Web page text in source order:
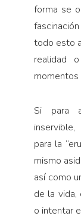
forma se
todo esto
realidad
momentos
Si para
para la
mismo
así como
de la vida,
o intentar